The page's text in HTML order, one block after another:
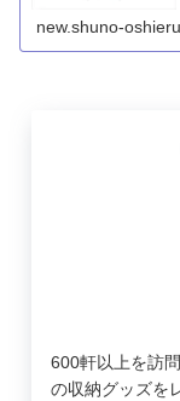
new.shuno-
600軒以上を訪
の収納グッズを